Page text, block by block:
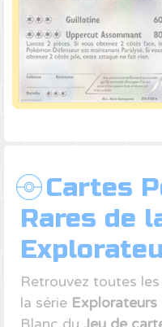
Cartes
Rares de
Retrouvez toutes les
la série Explorateurs